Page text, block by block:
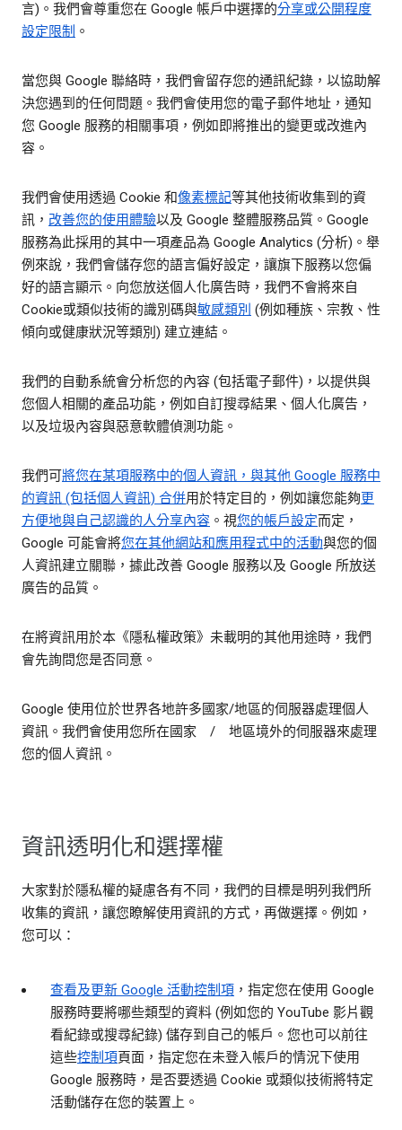
言)。我們會尊重您在 Google 帳戶中選擇的分享或公開程度
設定限制 。
當您與 Google 聯絡時，我們會留存您的通訊紀錄，以協助解
決您遇到的任何問題。我們會使用您的電子郵件地址，通知
您 Google 服務的相關事項，例如即將推出的變更或改進內
容。
我們會使用透過 Cookie 和像素標記等其他技術收集到的資
訊， 改善您的使用體驗以及 Google 整體服務品質。Google
服務為此採用的其中一項產品為 Google Analytics (分析)。舉
例來說，我們會儲存您的語言偏好設定，讓旗下服務以您偏
好的語言顯示。向您放送個人化廣告時，我們不會將來自
Cookie或類似技術的識別碼與敏感類別 (例如種族、宗教、性
傾向或健康狀況等類別) 建立連結。
我們的自動系統會分析您的內容 (包括電子郵件)，以提供與
您個人相關的產品功能，例如自訂搜尋結果、個人化廣告，
以及垃圾內容與惡意軟體偵測功能。
我們可將您在某項服務中的個人資訊，與其他 Google 服務中
的資訊 (包括個人資訊) 合併用於特定目的，例如讓您能夠更
方便地與自己認識的人分享內容 。視您的帳戶設定而定，
Google 可能會將您在其他網站和應用程式中的活動與您的個
人資訊建立關聯，據此改善 Google 服務以及 Google 所放送
廣告的品質。
在將資訊用於本《隱私權政策》未載明的其他用途時，我們
會先詢問您是否同意。
Google 使用位於世界各地許多國家/地區的伺服器處理個人
資訊。我們會使用您所在國家 / 地區境外的伺服器來處理
您的個人資訊。
資訊透明化和選擇權
大家對於隱私權的疑慮各有不同，我們的目標是明列我們所
收集的資訊，讓您瞭解使用資訊的方式，再做選擇。例如，
您可以：
查看及更新 Google 活動控制項 ，指定您在使用 Google
服務時要將哪些類型的資料 (例如您的 YouTube 影片觀
看紀錄或搜尋紀錄) 儲存到自己的帳戶。您也可以前往
這些控制項頁面，指定您在未登入帳戶的情況下使用
Google 服務時，是否要透過 Cookie 或類似技術將特定
活動儲存在您的裝置上。